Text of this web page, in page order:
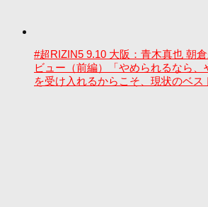
#超RIZIN5 9.10 大阪：青木真也 朝
ビュー（前編）「やめられるなら
を受け入れるからこそ、現状のベス